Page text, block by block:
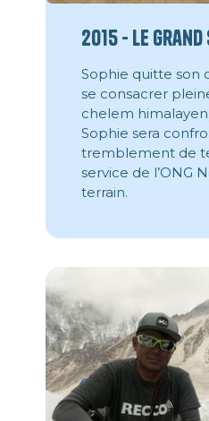
2015 - Le
Sophie quitte son
se consacrer
chelem
Sophie sera
tremblement de
service de l’ONG
terrain.